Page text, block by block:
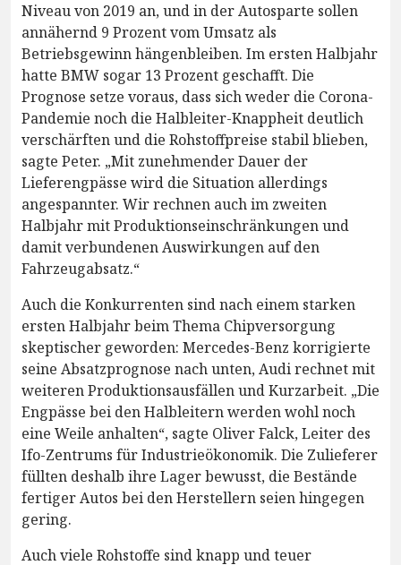
Niveau von 2019 an, und in der Autosparte sollen
annähernd 9 Prozent vom Umsatz als
Betriebsgewinn hängenbleiben. Im ersten Halbjahr
hatte BMW sogar 13 Prozent geschafft. Die
Prognose setze voraus, dass sich weder die Corona-
Pandemie noch die Halbleiter-Knappheit deutlich
verschärften und die Rohstoffpreise stabil blieben,
sagte Peter. „Mit zunehmender Dauer der
Lieferengpässe wird die Situation allerdings
angespannter. Wir rechnen auch im zweiten
Halbjahr mit Produktionseinschränkungen und
damit verbundenen Auswirkungen auf den
Fahrzeugabsatz.“
Auch die Konkurrenten sind nach einem starken
ersten Halbjahr beim Thema Chipversorgung
skeptischer geworden: Mercedes-Benz korrigierte
seine Absatzprognose nach unten, Audi rechnet mit
weiteren Produktionsausfällen und Kurzarbeit. „Die
Engpässe bei den Halbleitern werden wohl noch
eine Weile anhalten“, sagte Oliver Falck, Leiter des
Ifo-Zentrums für Industrieökonomik. Die Zulieferer
füllten deshalb ihre Lager bewusst, die Bestände
fertiger Autos bei den Herstellern seien hingegen
gering.
Auch viele Rohstoffe sind knapp und teuer